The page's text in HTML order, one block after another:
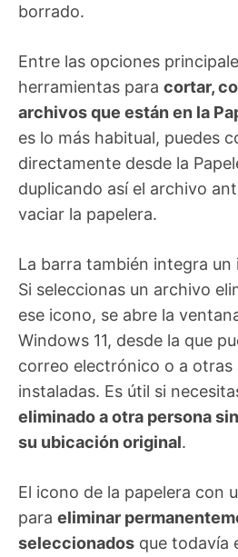
borrado.
Entre las opciones
herramientas para cortar,
archivos que están en la
es lo más habitual, puedes
directamente desde la
duplicando así el archivo
vaciar la papelera.
La barra también integra un
Si seleccionas un archivo
ese icono, se abre la
Windows 11, desde la que
correo electrónico o a otras
instaladas. Es útil si
eliminado a otra persona
su ubicación original.
El icono de la papelera con
para eliminar
seleccionados que todavía